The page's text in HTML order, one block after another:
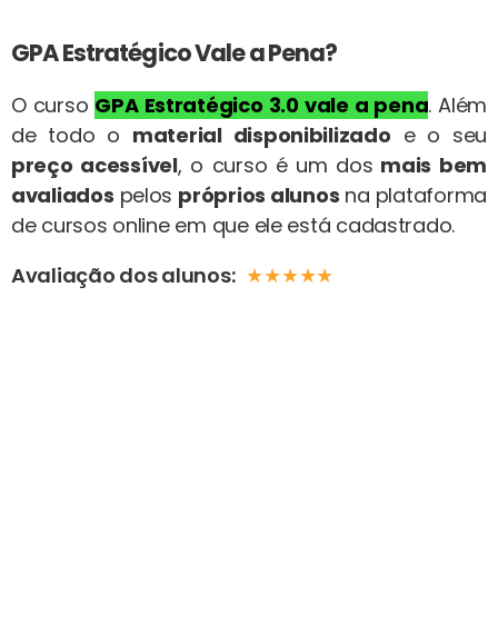
GPA Estratégico Vale a Pena?
O curso GPA Estratégico 3.0vale a pena. Além
de todo o material disponibilizado e o seu
preço acessível, o curso é um dos mais bem
avaliados pelos próprios alunos na plataforma
de cursos online em que ele está cadastrado.
Avaliação dos alunos: ★★★★★